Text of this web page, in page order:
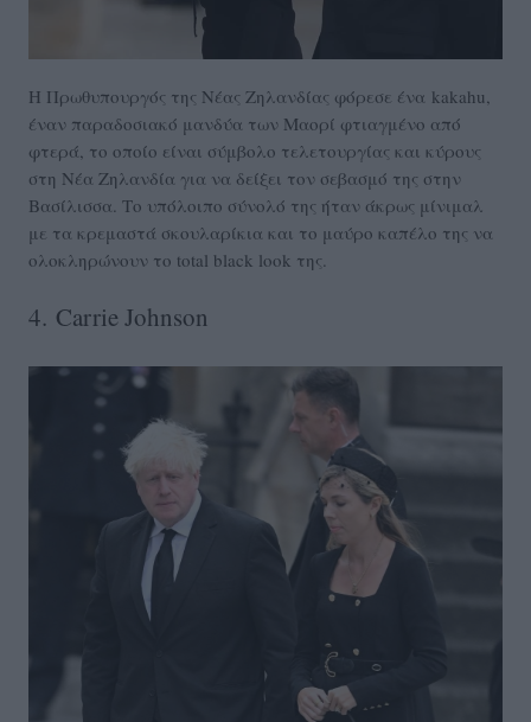
Η Πρωθυπουργός της Νέας Ζηλανδίας φόρεσε ένα kakahu,
έναν παραδοσιακό μανδύα των Μαορί φτιαγμένο από
φτερά, το οποίο είναι σύμβολο τελετουργίας και κύρους
στη Νέα Ζηλανδία για να δείξει τον σεβασμό της στην
Βασίλισσα. Το υπόλοιπο σύνολό της ήταν άκρως μίνιμαλ
με τα κρεμαστά σκουλαρίκια και το μαύρο καπέλο της να
ολοκληρώνουν το total black look της.
4. Carrie Johnson